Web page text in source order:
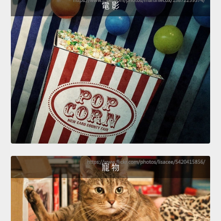
電 影
寵 物